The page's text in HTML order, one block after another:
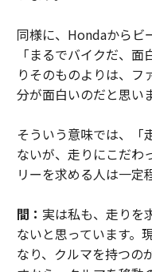
同様に、Hondaからビ
「まるでバイクだ、
りそのものよりは、フ
分が面白いのだと思い
そういう意味では、「
ないが、走りにこだわ
リーを求める人は一定
間： 実は私も、走りを
ないと思っています。
なり、クルマを持つの